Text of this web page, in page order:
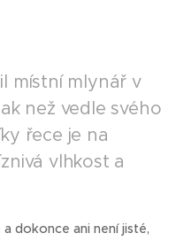
místní mlynář v
než vedle svého
řece je na
vlhkost a
dokonce ani není jisté,